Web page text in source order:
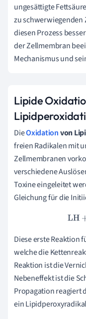
ungesättigte
zu schwerwiegenden
diesen Prozess
der Zellmembran
Mechanismus und
Lipide
DieOxidationvon
freien Radikalen mit
Zellmembranen
verschiedene
Toxine eingeleitet
Gleichung für die
Diese erste Reaktion
welche die
Reaktion ist die
Nebeneffekt ist die
Propagation reagiert
ein